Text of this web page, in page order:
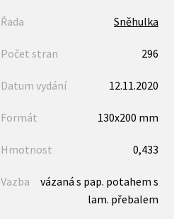
Řada Sněhulka
Počet stran 296
Datum vydání 12.11.2020
Formát 130x200 mm
Hmotnost 0,433
Vazba
vázaná s pap. potahem s
lam. přebalem